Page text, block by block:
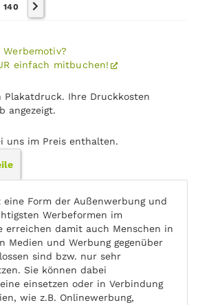
140
einfach mitbuchen!
Plakatdruck. Ihre Druckkosten
angezeigt.
uns im Preis enthalten.
Form der Außenwerbung und
Werbeformen im
erreichen damit auch Menschen in
Medien und Werbung gegenüber
sind bzw. nur sehr
Sie können dabei
einsetzen oder in Verbindung
wie z.B. Onlinewerbung,